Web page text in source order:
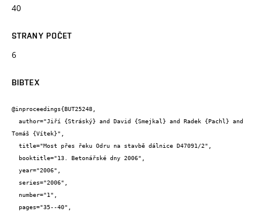
40
STRANY POČET
6
BIBTEX
@inproceedings{BUT25248,
Tomáš {Vítek}",